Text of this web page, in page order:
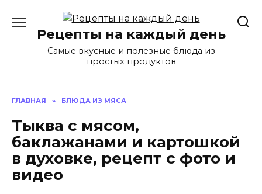
содержаниюРецепты на каждый день
Самые вкусные и полезные блюда из
простых продуктов
ГЛАВНАЯ » БЛЮДА ИЗ МЯСА
Тыква с мясом,
баклажанами и картошкой
в духовке, рецепт с фото и
видео